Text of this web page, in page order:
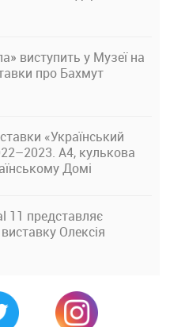
виступить у Музеї на
про Бахмут
«Український
А4, кулькова
Домі
11 представляє
Олексія